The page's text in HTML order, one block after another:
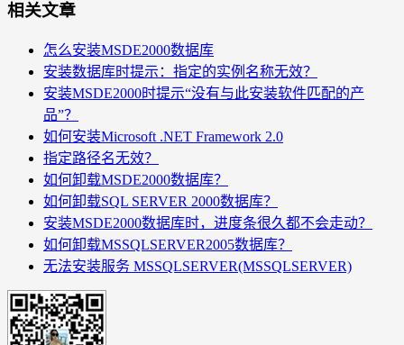
相关文章
怎么安装MSDE2000数据库
安装数据库时提示：指定的实例名称无效？
安装MSDE2000时提示“没有与此安装软件匹配的产
品”？
如何安装Microsoft .NET Framework 2.0
指定路径名无效？
如何卸载MSDE2000数据库？
如何卸载SQL SERVER 2000数据库？
安装MSDE2000数据库时，进度条很久都不会走动？
如何卸载MSSQLSERVER2005数据库？
无法安装服务 MSSQLSERVER(MSSQLSERVER)